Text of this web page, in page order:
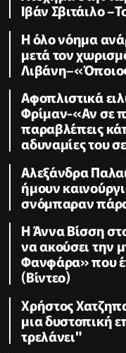
Ιβάν Σβιτάιλο
Η όλο νόημα
μετά τον
Αφοπλιστικά
Φρίμαν-«Αν σε
παραβλέπεις
αδυναμίες του
Αλεξάνδρα
ήμουν
σνόμπαραν
Η Άννα Βίσση
να ακούσει την
Φανφάρα» που
(Βίντεο)
Χρήστος
μια δυστοπική
τρελάνει"